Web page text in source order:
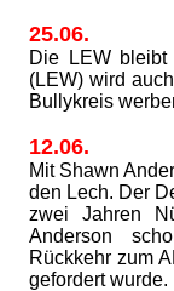
25.06.
Die LEW bleibt
(LEW) wird
Bullykreis
12.06.
Mit Shawn
den Lech. Der
zwei Jahren
Anderson
Rückkehr zum
gefordert wurde.